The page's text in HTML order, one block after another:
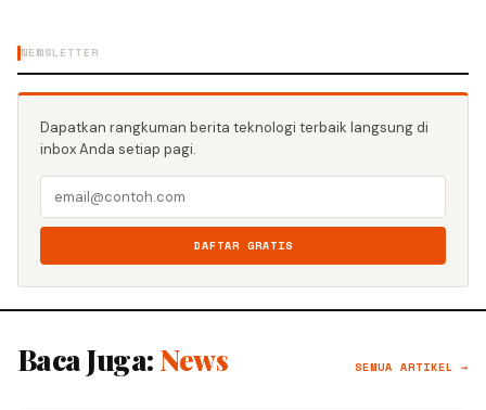
NEWSLETTER
Dapatkan rangkuman berita teknologi terbaik langsung di
inbox Anda setiap pagi.
DAFTAR GRATIS
Baca Juga: News SEMUA ARTIKEL →